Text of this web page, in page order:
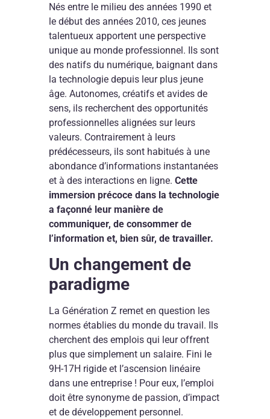
Nés entre le milieu des années 1990 et
le début des années 2010, ces jeunes
talentueux apportent une perspective
unique au monde professionnel. Ils sont
des natifs du numérique, baignant dans
la technologie depuis leur plus jeune
âge. Autonomes, créatifs et avides de
sens, ils recherchent des opportunités
professionnelles alignées sur leurs
valeurs. Contrairement à leurs
prédécesseurs, ils sont habitués à une
abondance d’informations instantanées
et à des interactions en ligne.Cette
immersion précoce dans la technologie
a façonné leur manière de
communiquer, de consommer de
l’information et, bien sûr, de travailler.
Un changement de
paradigme
La Génération Z remet en question les
normes établies du monde du travail. Ils
cherchent des emplois qui leur offrent
plus que simplement un salaire. Fini le
9H-17H rigide et l’ascension linéaire
dans une entreprise ! Pour eux, l’emploi
doit être synonyme de passion, d’impact
et de développement personnel.